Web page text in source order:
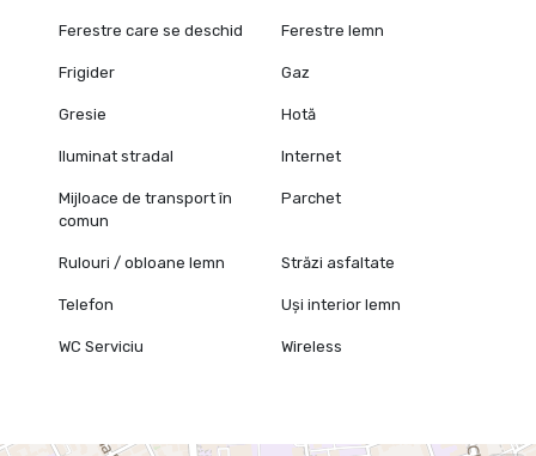
Ferestre care se deschid Ferestre lemn
Frigider Gaz
Gresie Hotă
Iluminat stradal Internet
Mijloace de transport în
comun
Parchet
Rulouri / obloane lemn Străzi asfaltate
Telefon Uși interior lemn
WC Serviciu Wireless